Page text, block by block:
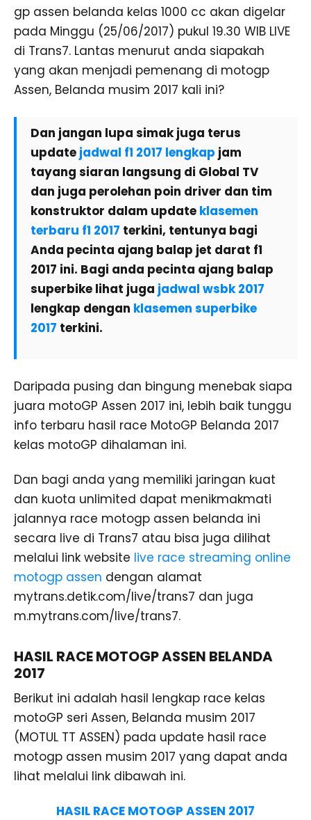
gp assen belanda kelas 1000 cc akan digelar
pada Minggu (25/06/2017) pukul 19.30 WIB LIVE
di Trans7. Lantas menurut anda siapakah
yang akan menjadi pemenang di motogp
Assen, Belanda musim 2017 kali ini?
Dan jangan lupa simak juga terus
update jadwal f1 2017 lengkap jam
tayang siaran langsung di Global TV
dan juga perolehan poin driver dan tim
konstruktor dalam update klasemen
terbaru f1 2017 terkini, tentunya bagi
Anda pecinta ajang balap jet darat f1
2017 ini. Bagi anda pecinta ajang balap
superbike lihat juga jadwal wsbk 2017
lengkap dengan klasemen superbike
2017 terkini.
Daripada pusing dan bingung menebak siapa
juara motoGP Assen 2017 ini, lebih baik tunggu
info terbaru hasil race MotoGP Belanda 2017
kelas motoGP dihalaman ini.
Dan bagi anda yang memiliki jaringan kuat
dan kuota unlimited dapat menikmakmati
jalannya race motogp assen belanda ini
secara live di Trans7 atau bisa juga dilihat
melalui link website live race streaming online
motogp assen dengan alamat
mytrans.detik.com/live/trans7 dan juga
m.mytrans.com/live/trans7.
HASIL RACE MOTOGP ASSEN BELANDA
2017
Berikut ini adalah hasil lengkap race kelas
motoGP seri Assen, Belanda musim 2017
(MOTUL TT ASSEN) pada update hasil race
motogp assen musim 2017 yang dapat anda
lihat melalui link dibawah ini.
HASIL RACE MOTOGP ASSEN 2017